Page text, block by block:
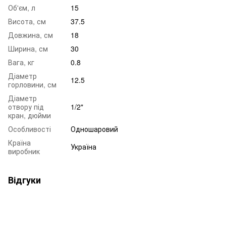
Об'єм, л
15
Висота, см
37.5
Довжина, см
18
Ширина, см
30
Вага, кг
0.8
Діаметр
горловини, см
12.5
Діаметр
отвору під
кран, дюйми
1/2"
Особливості
Одношаровий
Країна
виробник
Україна
Відгуки